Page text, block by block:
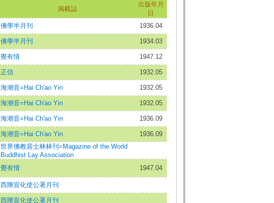
掲載誌
出版年月
日
佛學半月刊 1936.04
佛學半月刊 1934.03
覺有情 1947.12
正信 1932.05
海潮音=Hai Ch'ao Yin 1932.05
海潮音=Hai Ch'ao Yin 1932.05
海潮音=Hai Ch'ao Yin 1936.09
海潮音=Hai Ch'ao Yin 1936.09
世界佛教居士林林刊=Magazine of the World
Buddhist Lay Association
覺有情 1947.04
西陲宣化使公署月刊
西陲宣化使公署月刊